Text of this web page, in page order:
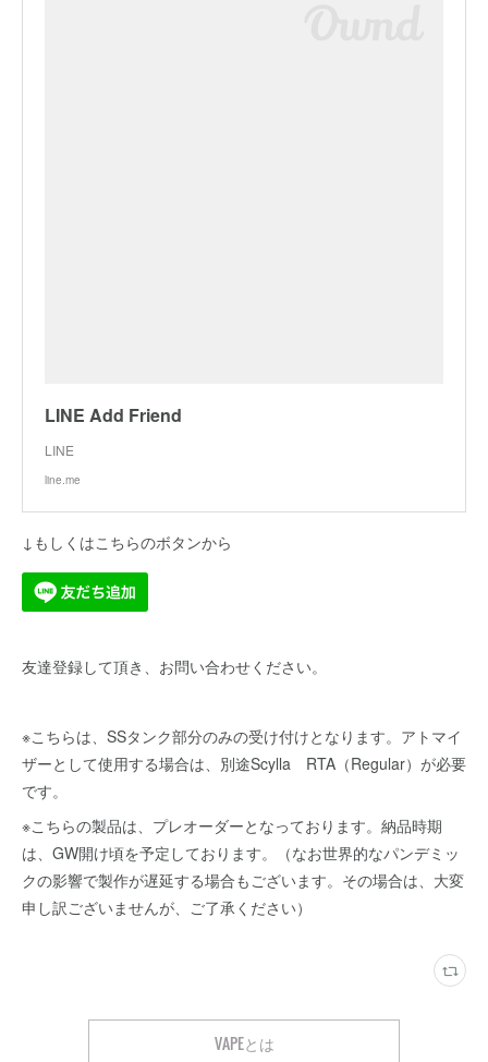
LINE Add Friend
LINE
line.me
↓もしくはこちらのボタンから
友達登録して頂き、お問い合わせください。
※こちらは、SSタンク部分のみの受け付けとなります。アトマイ
ザーとして使用する場合は、別途Scylla RTA（Regular）が必要
です。
※こちらの製品は、プレオーダーとなっております。納品時期
は、GW開け頃を予定しております。（なお世界的なパンデミッ
クの影響で製作が遅延する場合もございます。その場合は、大変
申し訳ございませんが、ご了承ください）
VAPEとは